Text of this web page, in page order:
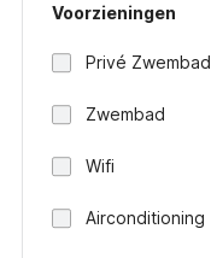
Voorzieningen
Privé Zwembad
Zwembad
Wifi
Airconditioning